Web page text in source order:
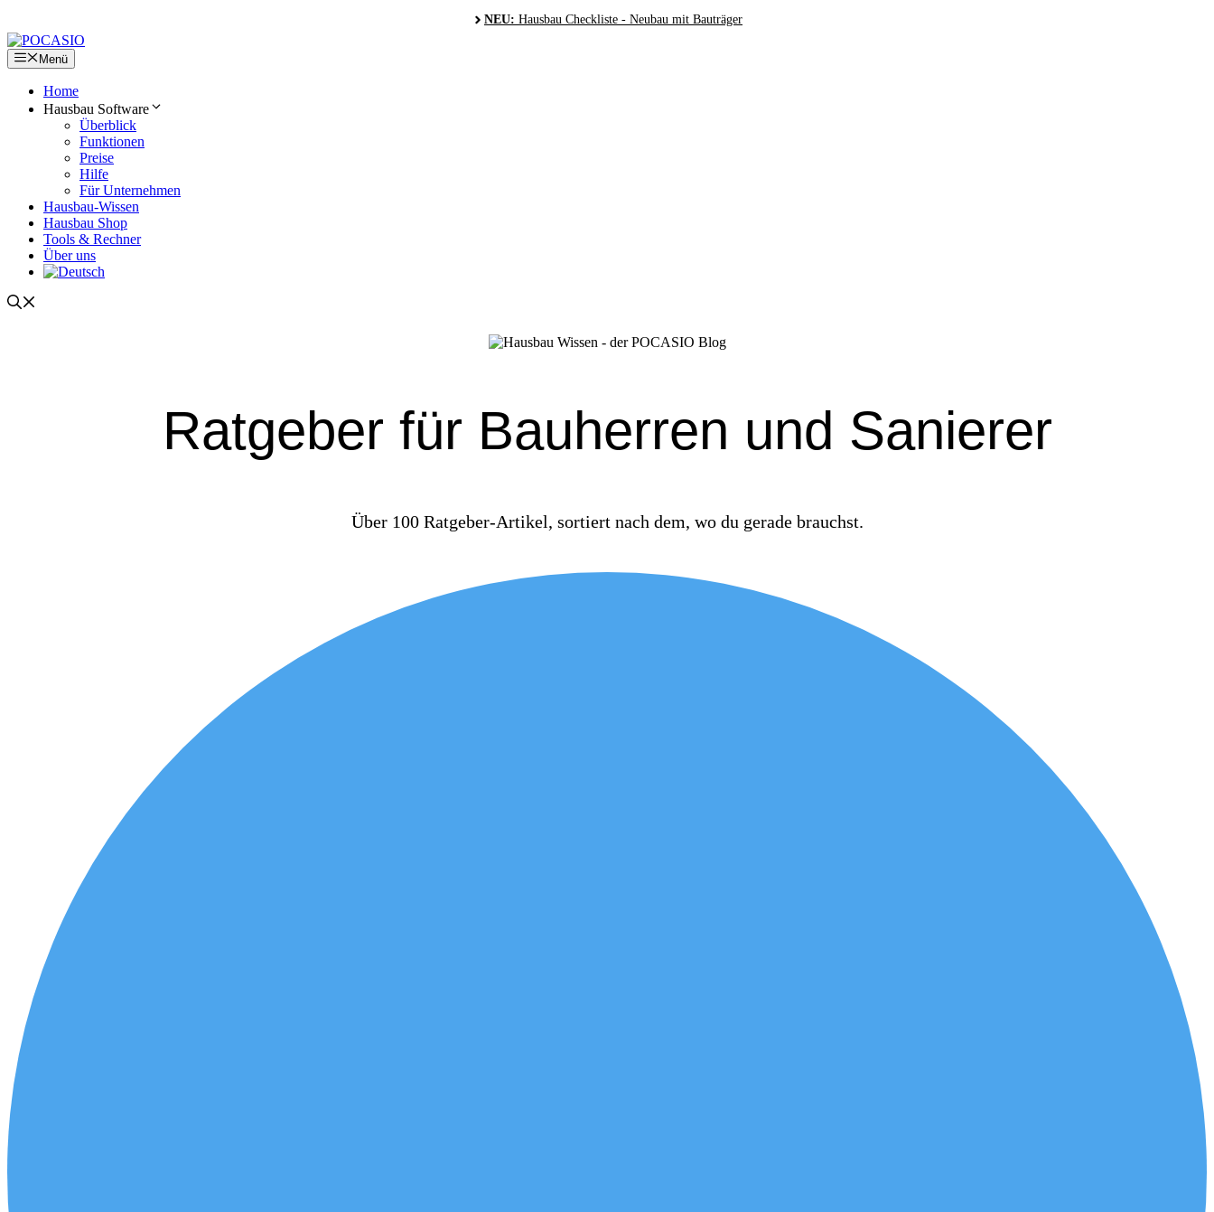
Inhalt
springen
NEU: Hausbau Checkliste - Neubau mit Bauträger
Menü
Home
Hausbau Software
Überblick
Funktionen
Preise
Hilfe
Für Unternehmen
Hausbau-Wissen
Hausbau Shop
Tools & Rechner
Über uns
Ratgeber für Bauherren und Sanierer
Über 100 Ratgeber-Artikel, sortiert nach dem, wo du gerade brauchst.